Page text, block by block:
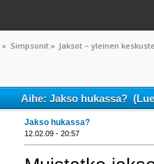
» Simpsonit» Jaksot – yleinen
Aihe: Jakso hukassa?
Jakso hukassa?
12.02.09 - 20:57